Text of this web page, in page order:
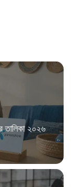
তালিকা ২০২৬